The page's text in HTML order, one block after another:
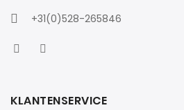
+31(0)528-265846
KLANTENSERVICE